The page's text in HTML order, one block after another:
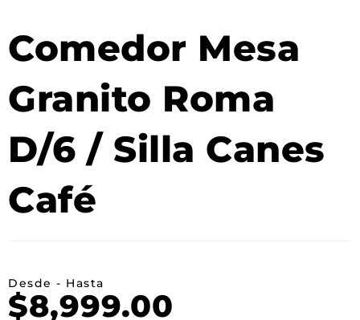
Comedor Mesa
Granito Roma
D/6 / Silla Canes
Café
Desde - Hasta
$8,999.00